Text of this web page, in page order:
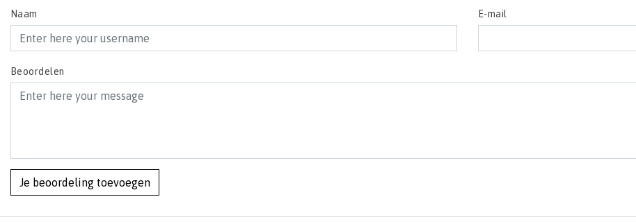
Naam E-mail
Beoordelen
Je beoordeling toevoegen